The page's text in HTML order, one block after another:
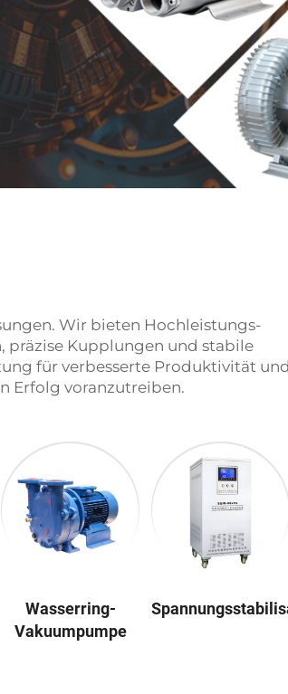
Wir bieten Hochleistungs-
Kupplungen und stabile
für verbesserte Produktivität und
Erfolg voranzutreiben.
Wasserring-
Vakuumpumpe